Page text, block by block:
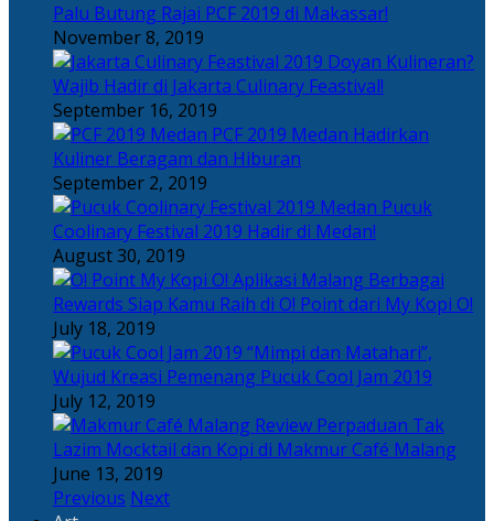
Palu Butung Rajai PCF 2019 di Makassar!
November 8, 2019
Doyan Kulineran?
Wajib Hadir di Jakarta Culinary Feastival!
September 16, 2019
PCF 2019 Medan Hadirkan
Kuliner Beragam dan Hiburan
September 2, 2019
Pucuk
Coolinary Festival 2019 Hadir di Medan!
August 30, 2019
Berbagai
Rewards Siap Kamu Raih di O! Point dari My Kopi O!
July 18, 2019
“Mimpi dan Matahari”,
Wujud Kreasi Pemenang Pucuk Cool Jam 2019
July 12, 2019
Perpaduan Tak
Lazim Mocktail dan Kopi di Makmur Café Malang
June 13, 2019
Previous Next